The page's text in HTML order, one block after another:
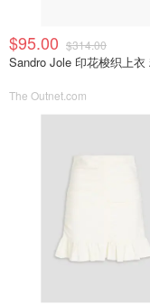
$95.00 $314.00
Sandro Jole 印花梭织上衣
The Outnet.com